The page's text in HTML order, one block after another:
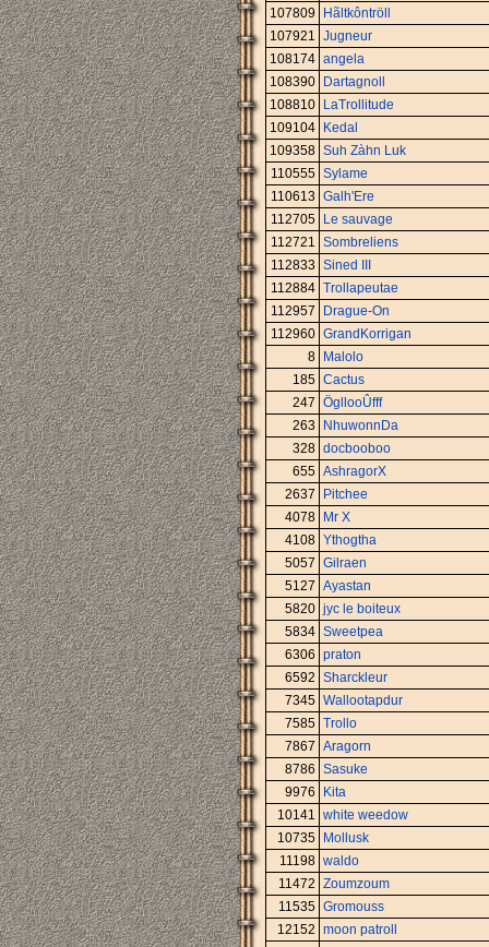
107809
Hãltkôntröll
107921 Jugneur
108174 angela
108390
Dartagnoll
108810
LaTrollitude
109104
Kedal
109358 Suh Zàhn Luk
110555 Sylame
110613 Galh'Ere
112705
Le sauvage
112721 Sombreliens
112833 Sined III
112884 Trollapeutae
112957
Drague-On
112960 GrandKorrigan
8
Malolo
185 Cactus
247 ÖgllooÛfff
263
NhuwonnDa
328 docbooboo
655 AshragorX
2637
Pitchee
4078
Mr X
4108 Ythogtha
5057 Gilraen
5127 Ayastan
5820 jyc le boiteux
5834 Sweetpea
6306 praton
6592 Sharckleur
7345 Wallootapdur
7585 Trollo
7867 Aragorn
8786 Sasuke
9976
Kita
10141 white weedow
10735
Mollusk
11198 waldo
11472 Zoumzoum
11535 Gromouss
12152 moon patroll